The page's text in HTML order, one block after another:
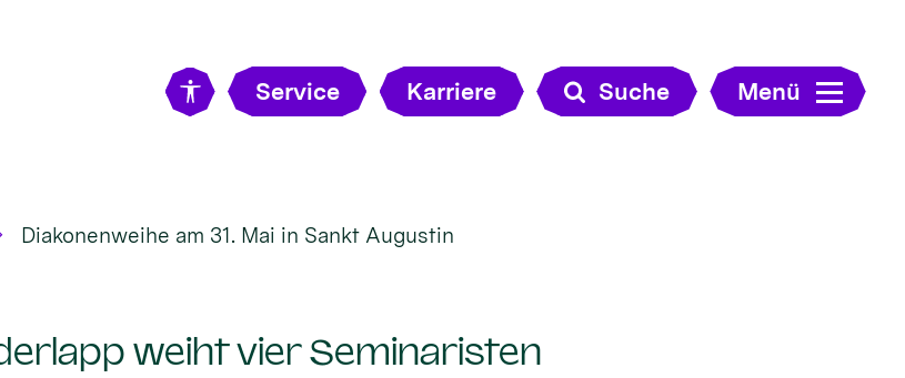
Service Karriere Suche Menü
Diakonenweihe am 31. Mai in Sankt Augustin
weiht vier Seminaristen